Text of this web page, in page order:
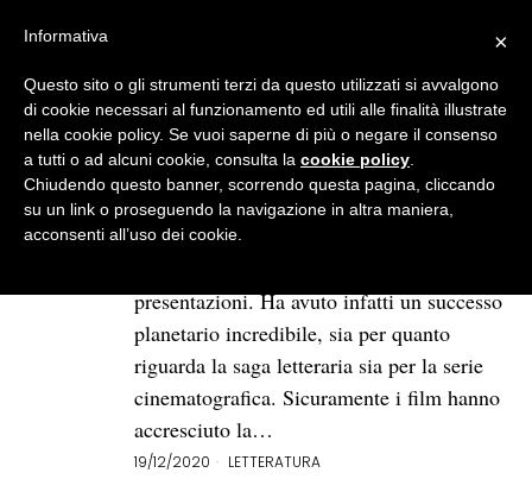
BROWSE TAG
fantasy
Come la magia di Harry Potter
ci ha dato il coraggio per
affrontare la realtà
presentazioni. Ha avuto infatti un successo
planetario incredibile, sia per quanto
riguarda la saga letteraria sia per la serie
cinematografica. Sicuramente i film hanno
accresciuto la…
19/12/2020 LETTERATURA
×
Informativa
Questo sito o gli strumenti terzi da questo utilizzati si avvalgono
di cookie necessari al funzionamento ed utili alle finalità illustrate
nella cookie policy. Se vuoi saperne di più o negare il consenso
a tutti o ad alcuni cookie, consulta la cookie policy
Chiudendo questo banner, scorrendo questa pagina, cliccando
su un link o proseguendo la navigazione in altra maniera,
acconsenti all’uso dei cookie.